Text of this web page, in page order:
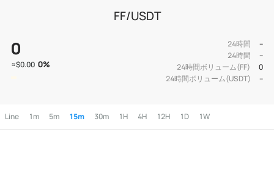
FF/USDT
0
≈$0.00 0%
24時間
--
24時間
--
24時間ボリューム(FF)
0
24時間ボリューム(USDT)
--
Line 1m 5m 15m 30m 1H 4H 12H 1D 1W